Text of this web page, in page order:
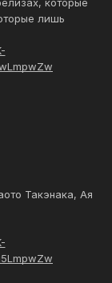
которые
лишь
Такэнака, Ая